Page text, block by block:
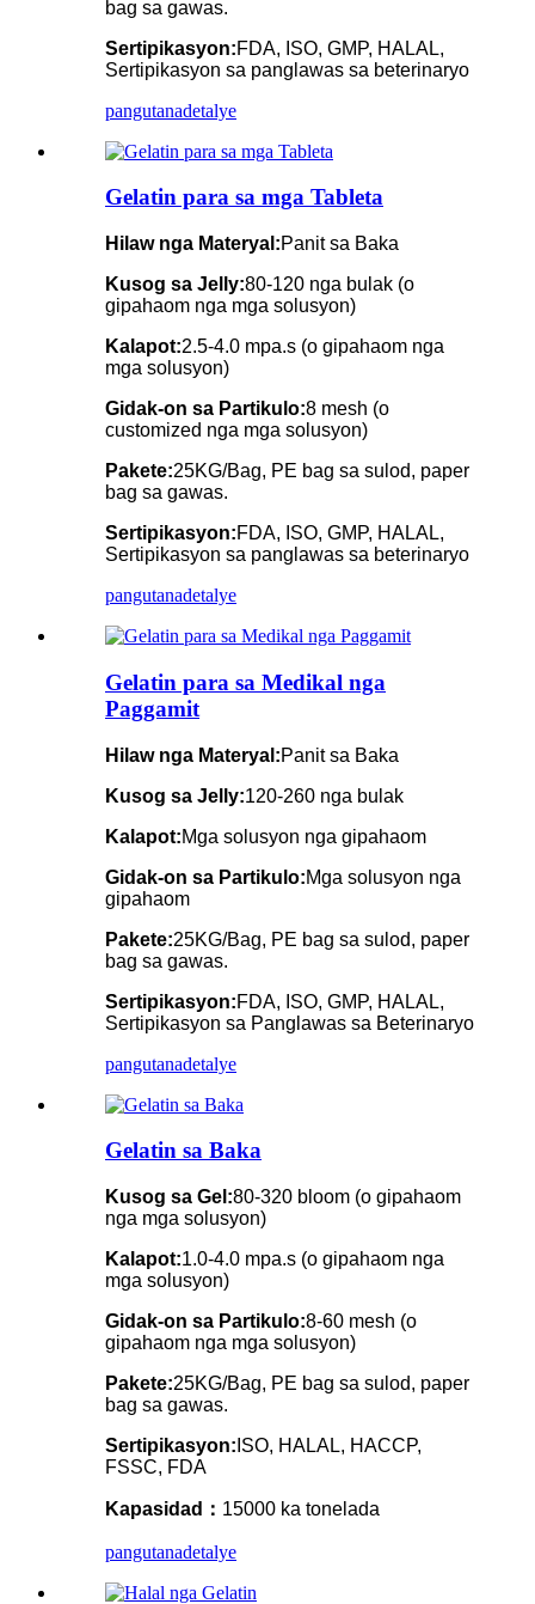
bag sa gawas.
Sertipikasyon:FDA, ISO, GMP, HALAL,
Sertipikasyon sa panglawas sa beterinaryo
pangutanadetalye
Gelatin para sa mga Tableta
Hilaw nga Materyal:Panit sa Baka
Kusog sa Jelly:80-120 nga bulak (o
gipahaom nga mga solusyon)
Kalapot:2.5-4.0 mpa.s (o gipahaom nga
mga solusyon)
Gidak-on sa Partikulo:8 mesh (o
customized nga mga solusyon)
Pakete:25KG/Bag, PE bag sa sulod, paper
bag sa gawas.
Sertipikasyon:FDA, ISO, GMP, HALAL,
Sertipikasyon sa panglawas sa beterinaryo
pangutanadetalye
Gelatin para sa Medikal nga
Paggamit
Hilaw nga Materyal:Panit sa Baka
Kusog sa Jelly:120-260 nga bulak
Kalapot:Mga solusyon nga gipahaom
Gidak-on sa Partikulo:Mga solusyon nga
gipahaom
Pakete:25KG/Bag, PE bag sa sulod, paper
bag sa gawas.
Sertipikasyon:FDA, ISO, GMP, HALAL,
Sertipikasyon sa Panglawas sa Beterinaryo
pangutanadetalye
Gelatin sa Baka
Kusog sa Gel:80-320 bloom (o gipahaom
nga mga solusyon)
Kalapot:1.0-4.0 mpa.s (o gipahaom nga
mga solusyon)
Gidak-on sa Partikulo:8-60 mesh (o
gipahaom nga mga solusyon)
Pakete:25KG/Bag, PE bag sa sulod, paper
bag sa gawas.
Sertipikasyon: ISO, HALAL, HACCP,
FSSC, FDA
Kapasidad： 15000 ka tonelada
pangutanadetalye